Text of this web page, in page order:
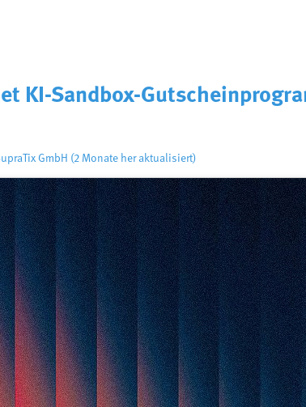
KI-Sandbox-
GmbH (2 Monate her aktualisiert)